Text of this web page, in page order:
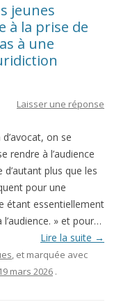
jeunes
à la prise de
à une
Laisser une réponse
on se
rendre à l’audience
plus que les
pour une
étant essentiellement
l’audience. » et pour…
Lire la suite →
, et marquée avec
19 mars 2026 .